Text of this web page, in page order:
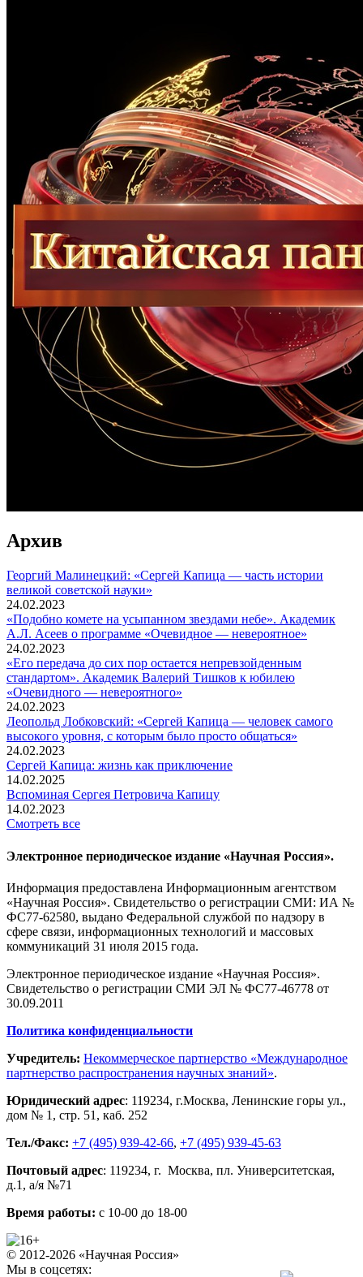
Архив
Георгий Малинецкий: «Сергей Капица — часть истории
великой советской науки»
24.02.2023
«Подобно комете на усыпанном звездами небе». Академик
А.Л. Асеев о программе «Очевидное — невероятное»
24.02.2023
«Его передача до сих пор остается непревзойденным
стандартом». Академик Валерий Тишков к юбилею
«Очевидного — невероятного»
24.02.2023
Леопольд Лобковский: «Сергей Капица — человек самого
высокого уровня, с которым было просто общаться»
24.02.2023
Сергей Капица: жизнь как приключение
14.02.2025
Вспоминaя Сергея Петровича Капицу
14.02.2023
Смотреть все
Электронное периодическое издание «Научная Россия».
Информация предоставлена Информационным агентством
«Научная Россия». Свидетельство о регистрации СМИ: ИА №
ФС77-62580, выдано Федеральной службой по надзору в
сфере связи, информационных технологий и массовых
коммуникаций 31 июля 2015 года.
Электронное периодическое издание «Научная Россия».
Свидетельство о регистрации СМИ ЭЛ № ФС77-46778 от
30.09.2011
Политика конфиденциальности
Учредитель: Некоммерческое партнерство «Международное
партнерство распространения научных знаний».
Юридический адрес: 119234, г.Москва, Ленинские горы ул.,
дом № 1, стр. 51 , каб. 252
Тел./Факс: +7 (495) 939-42-66, +7 (495) 939-45-63
Почтовый адрес: 119234, г. Москва, пл. Университетская,
д.1 , а/я №71
Время работы: с 10-00 до 18-00
© 2012-2026 «Научная Россия»
Мы в соцсетях: